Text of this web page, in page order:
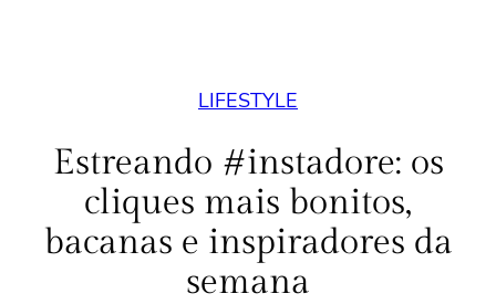
LIFESTYLE
Estreando #instadore: os
cliques mais bonitos,
bacanas e inspiradores da
semana